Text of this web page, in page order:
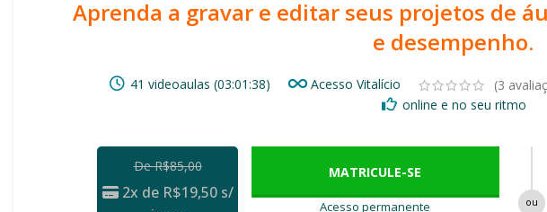
Aprenda a gravar e editar seus projetos de
e desempenho.
41 videoaulas (03:01:38) Acesso Vitalício (3
online e no seu ritmo
MATRICULE-SE
Acesso permanente
DeR$85,00
2x de R$19,50 s/